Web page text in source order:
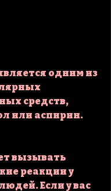
средств,
или аспирин.
вызывать
реакции у
Если у вас